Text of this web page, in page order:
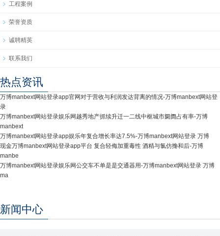
工程案例
荣誉资质
诚聘精英
联系我们
热点资讯
万博manbext网站登录app官网对于营收与利润发达背离的情况-万博manbext网站登
录
万博manbext网站登录娱乐网越秀地产抓续升迁一二线中枢城市阛阓占有率-万博
manbext
万博manbext网站登录app娱乐年复合增长率达7.5%-万博manbext网站登录 万博
现金万博manbext网站登录app平台 复合轻侮加重毒性 酒精与氯仿搀和后-万博
manbe
万博manbext网站登录娱乐网公交车不单是是交通器用-万博manbext网站登录 万博
ma
新闻中心